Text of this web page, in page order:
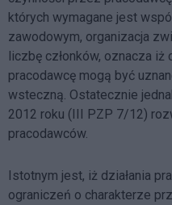
których wymagane jest
zawodowym, organizacja
liczbę członków, oznacza
pracodawcę mogą być
wsteczną. Ostatecznie
2012 roku (III PZP 7/12)
pracodawców.
Istotnym jest, iż działania
ograniczeń o charakterze